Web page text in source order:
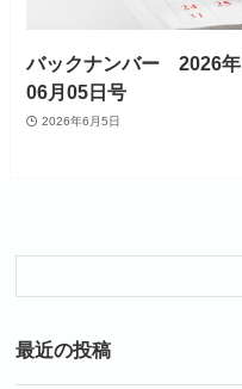
バックナンバー 2026年
06月05日号
2026年6月5日
最近の投稿